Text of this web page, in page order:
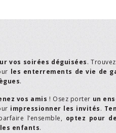
vos soirées déguisées. Trouvez
les enterrements de vie de
.
vos amis ! Osez porter un
impressionner les invités.
l’ensemble, optez pour
les enfants.